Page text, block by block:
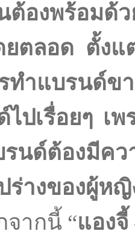
นต้องพร้อ
ยตลอด ตั้ง
ทำแบรนด์
ปเรื่อยๆ เพ
ด์ต้องมีคว
ร่างของผู้ห
นี้ “แองจี้